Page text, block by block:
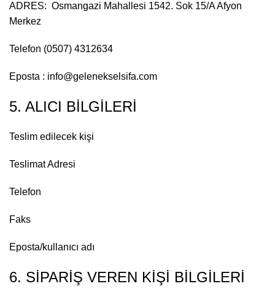
ADRES: Osmangazi Mahallesi 1542. Sok 15/A Afyon
Merkez
Telefon (0507) 4312634
Eposta : info@gelenekselsifa.com
5. ALICI BİLGİLERİ
Teslim edilecek kişi
Teslimat Adresi
Telefon
Faks
Eposta/kullanıcı adı
6. SİPARİŞ VEREN KİŞİ BİLGİLERİ